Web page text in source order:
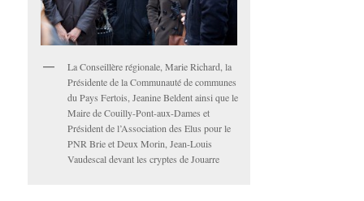
La Conseillère régionale, Marie Richard, la
Présidente de la Communauté de communes
du Pays Fertois, Jeanine Beldent ainsi que le
Maire de Couilly-Pont-aux-Dames et
Président de l’Association des Elus pour le
PNR Brie et Deux Morin, Jean-Louis
Vaudescal devant les cryptes de Jouarre